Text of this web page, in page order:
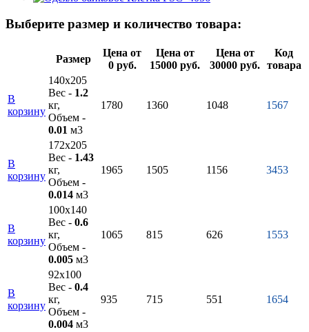
Выберите размер и количество товара:
Размер
Цена от
0 руб.
Цена от
15000 руб.
Цена от
30000 руб.
Код
товара
В
корзину
140х205
Вес - 1.2
кг,
Объем -
0.01 м3
1780 1360 1048 1567
В
корзину
172х205
Вес - 1.43
кг,
Объем -
0.014 м3
1965 1505 1156 3453
В
корзину
100х140
Вес - 0.6
кг,
Объем -
0.005 м3
1065 815 626 1553
В
корзину
92х100
Вес - 0.4
кг,
Объем -
0.004 м3
935 715 551 1654